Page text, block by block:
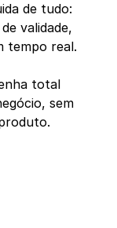
de tudo:
validade,
tempo real.
total
sem